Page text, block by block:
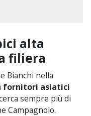
alta
filiera
Bianchi nella
fornitori asiatici
sempre più di
Campagnolo.